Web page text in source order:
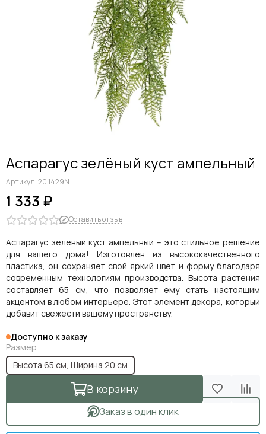
Аспарагус зелёный куст ампельный
Артикул:20.1429N
1 333 ₽
Оставить отзыв
Аспарагус зелёный куст ампельный – это стильное решение
для вашего дома! Изготовлен из высококачественного
пластика, он сохраняет свой яркий цвет и форму благодаря
современным технологиям производства. Высота растения
составляет 65 см, что позволяет ему стать настоящим
акцентом в любом интерьере. Этот элемент декора, который
добавит свежести вашему пространству.
Доступно к заказу
Размер
Высота 65 см, Ширина 20 см
В корзину
Заказ в один клик